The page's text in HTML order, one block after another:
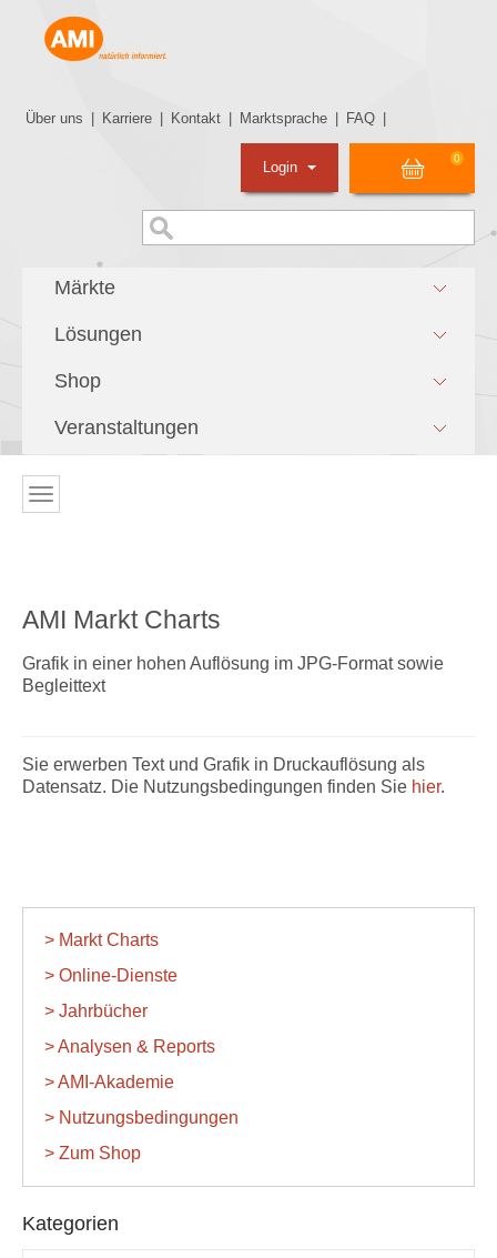
Über uns Karriere Kontakt Marktsprache FAQ
0
Login
Märkte
Lösungen
Shop
Veranstaltungen
AMI Markt Charts
Grafik in einer hohen Auflösung im JPG-Format sowie
Begleittext
Sie erwerben Text und Grafik in Druckauflösung als
Datensatz. Die Nutzungsbedingungen finden Sie hier.
> Markt Charts
> Online-Dienste
> Jahrbücher
> Analysen & Reports
> AMI-Akademie
> Nutzungsbedingungen
> Zum Shop
Kategorien